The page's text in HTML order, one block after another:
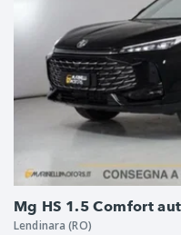
Mg HS 1.5 Comfort
Lendinara (RO)